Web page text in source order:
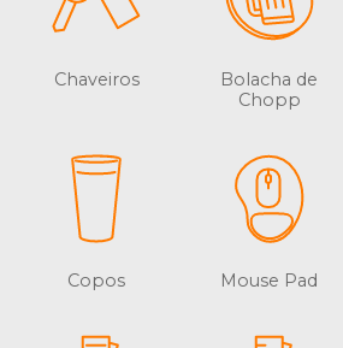
Chaveiros
Bolacha de
Chopp
Copos Mouse Pad